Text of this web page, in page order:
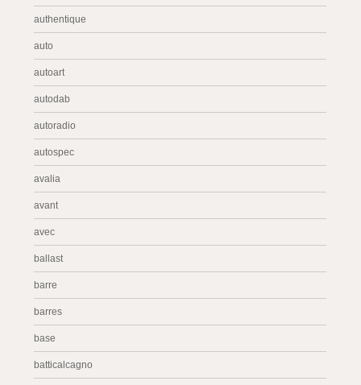
authentique
auto
autoart
autodab
autoradio
autospec
avalia
avant
avec
ballast
barre
barres
base
batticalcagno